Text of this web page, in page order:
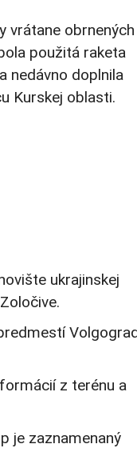
vrátane obrnených
použitá raketa
nedávno doplnila
Kurskej oblasti.
ukrajinskej
z terénu a
je zaznamenaný